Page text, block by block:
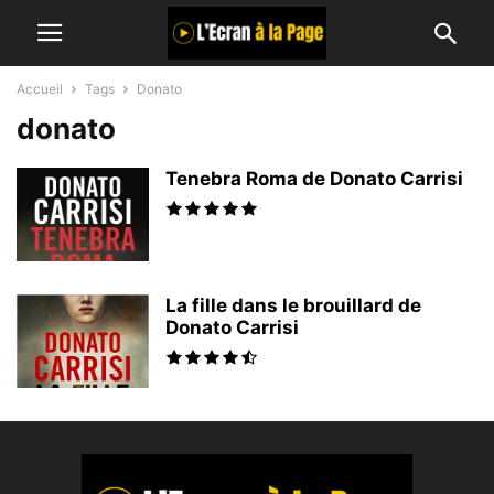
Accueil Tags Donato
donato
Tenebra Roma de Donato Carrisi
La fille dans le brouillard de
Donato Carrisi